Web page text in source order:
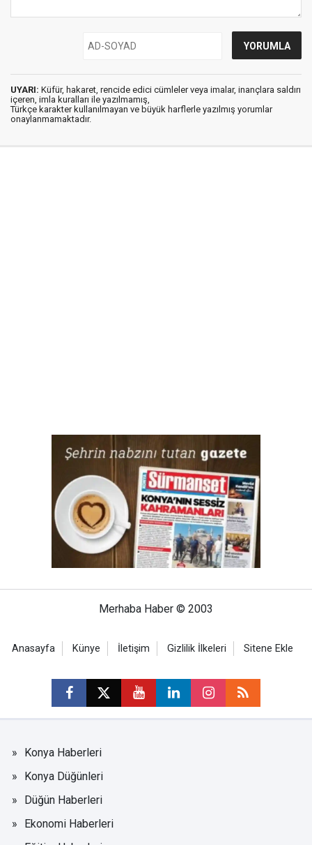
UYARI: Küfür, hakaret, rencide edici cümleler veya imalar, inançlara saldırı
içeren, imla kuralları ile yazılmamış,
Türkçe karakter kullanılmayan ve büyük harflerle yazılmış yorumlar
onaylanmamaktadır.
Merhaba Haber © 2003
Anasayfa Künye İletişim Gizlilik İlkeleri Sitene Ekle
Konya Haberleri
Konya Düğünleri
Düğün Haberleri
Ekonomi Haberleri